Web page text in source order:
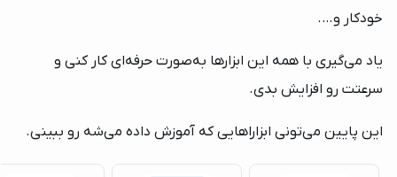
خودکار و….
یاد می‌گیری با همه این ابزارها به‌صورت حرفه‌ای کار کنی و
سرعتت رو افزایش بدی.
این پایین می‌تونی ابزاراهایی که آموزش داده می‌شه رو ببینی.